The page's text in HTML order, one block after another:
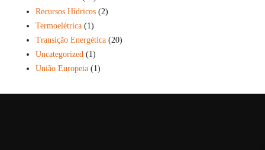
Recursos Hídricos (2)
Termoelétrica (1)
Transição Energética (20)
Uncategorized (1)
União Europeia (1)